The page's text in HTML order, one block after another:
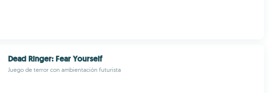
Dead Ringer: Fear Yourself
Juego de terror con ambientación futurista